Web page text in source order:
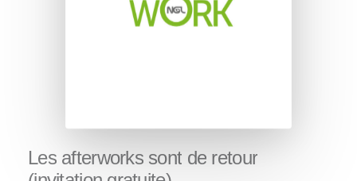
Les afterworks sont de retour